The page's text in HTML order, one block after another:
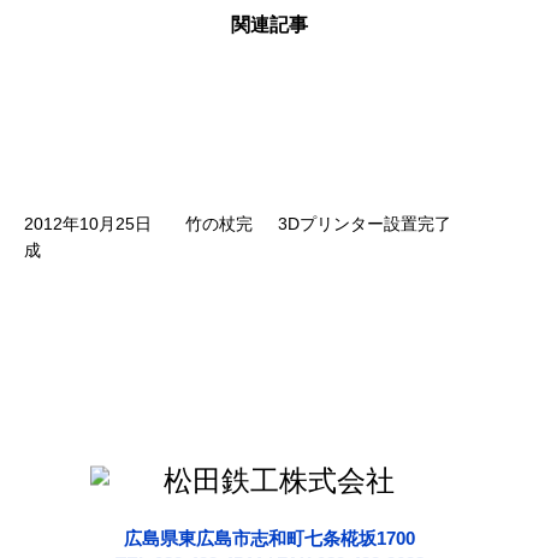
関連記事
2012年10月25日 竹の杖完
成
3Dプリンター設置完了
広島県東広島市志和町七条椛坂1700